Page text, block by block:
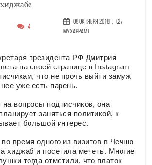
хиджабе
4
08 Октября 2018г. (27
Мухаррам)
президента РФ Дмитрия
на своей странице в Instagram
что не прочь выйти замуж
уже есть парень.
на вопросы подписчиков, она
заняться политикой, к
большой интерес.
время одного из визитов в Чечню
хиджаб и посетила мечеть. Многие
тогда отметили, что платок